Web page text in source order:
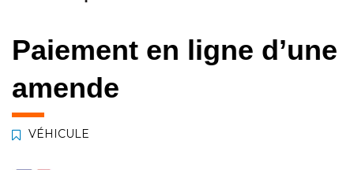
Paiement en ligne d’une
amende
VÉHICULE